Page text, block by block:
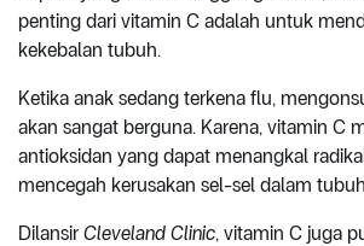
penting dari vitamin C adalah untuk
kekebalan tubuh.
Ketika anak sedang terkena flu,
akan sangat berguna. Karena, vitamin C
antioksidan yang dapat menangkal
mencegah kerusakan sel-sel dalam
Dilansir Cleveland Clinic, vitamin C juga